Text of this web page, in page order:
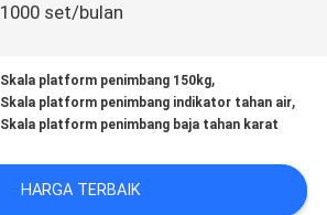
1000 set/bulan
Skala platform penimbang 150kg,
Skala platform penimbang indikator tahan air,
Skala platform penimbang baja tahan karat
HARGA TERBAIK